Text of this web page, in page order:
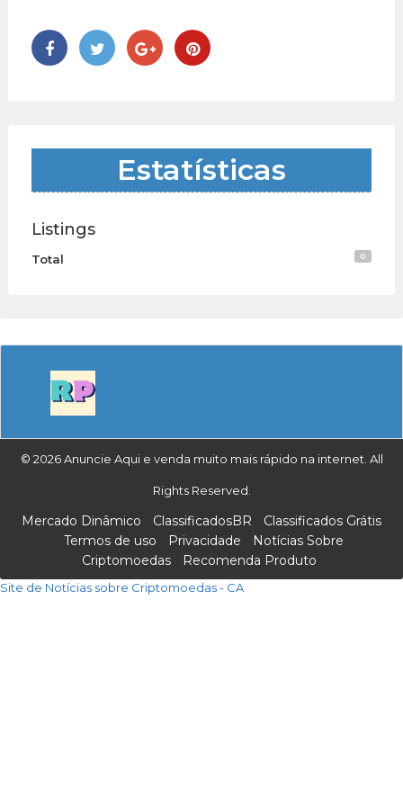
Estatísticas
Listings
Total 0
© 2026 Anuncie Aqui e venda muito mais rápido na internet. All
Rights Reserved.
Mercado Dinâmico ClassificadosBR
Classificados Grátis
Termos de uso
Privacidade
Notícias Sobre
Criptomoedas
Recomenda Produto
Site de Notícias sobre Criptomoedas - CA